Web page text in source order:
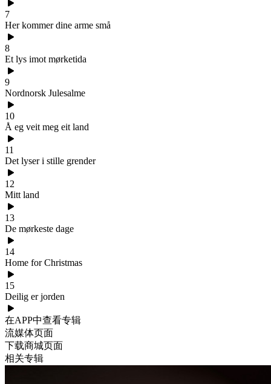
7
Her kommer dine arme små
8
Et lys imot mørketida
9
Nordnorsk Julesalme
10
Å eg veit meg eit land
11
Det lyser i stille grender
12
Mitt land
13
De mørkeste dage
14
Home for Christmas
15
Deilig er jorden
在APP中查看专辑
流媒体页面
下载商城页面
相关专辑